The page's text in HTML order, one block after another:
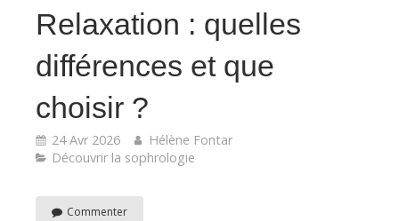
Relaxation : quelles
différences et que
choisir ?
24 Avr 2026
Hélène Fontar
Découvrir la sophrologie
Commenter